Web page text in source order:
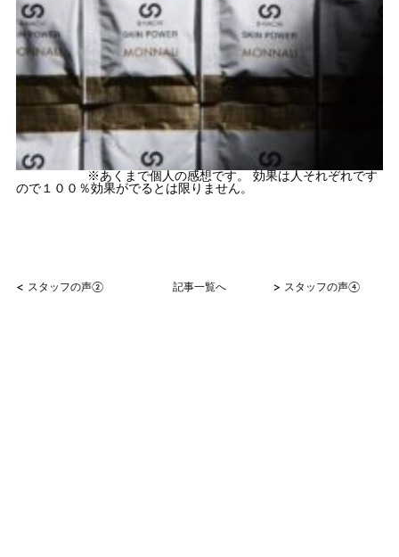
※あくまで個人の感想です。 効果は人それぞれです
ので１００％効果がでるとは限りません。
< スタッフの声② 記事一覧へ > スタッフの声④